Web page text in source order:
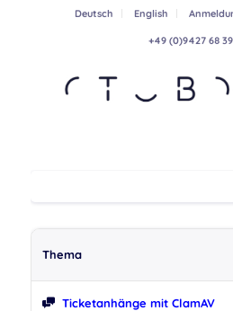
Deutsch English
+49 (0)9427 68
Thema
Ticketanhänge mit ClamAV